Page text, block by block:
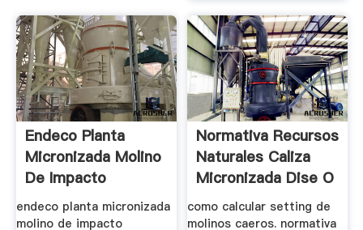
Endeco Planta
Micronizada Molino
De Impacto
endeco planta micronizada
molino de impacto
Normativa Recursos
Naturales Caliza
Micronizada Dise O
...
como calcular setting de
molinos caeros. normativa